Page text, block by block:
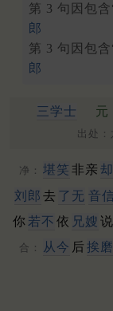
第 3 句因包
郎
第 3 句因包
郎
三学士 元
出处：
净： 堪笑 非亲
刘郎 去 了无 音信
你 若不 依 兄嫂 说
合： 从今 后 挨磨